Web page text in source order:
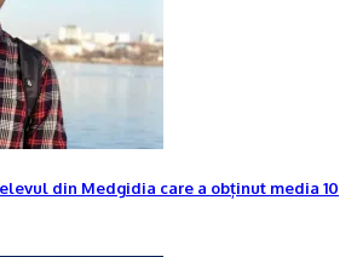
din Medgidia care a obținut media 10